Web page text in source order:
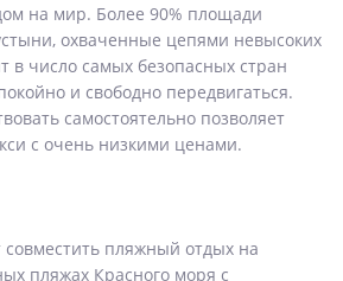
на мир. Более 90% площади
охваченные цепями невысоких
в число самых безопасных стран
и свободно передвигаться.
самостоятельно позволяет
с очень низкими ценами.
пляжный отдых на
пляжах Красного моря с